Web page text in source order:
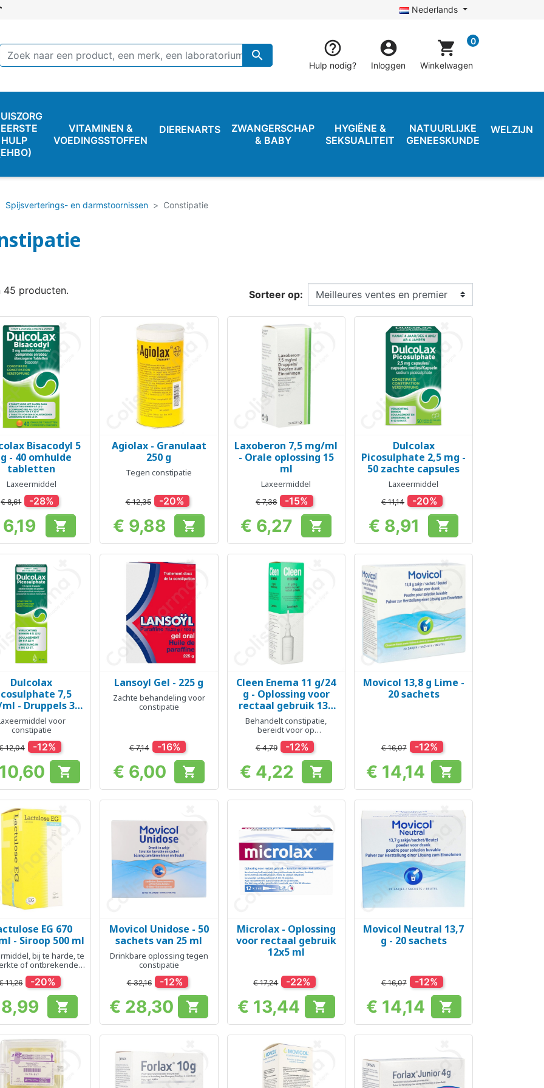
Nederlands
 
Hulp nodig?

Inloggen
shopping_cart 0
Winkelwagen
HULP
VITAMINEN &
VOEDINGSSTOFFEN
DIERENARTS
ZWANGERSCHAP
& BABY
HYGIËNE &
SEKSUALITEIT
NATUURLIJKE
GENEESKUNDE
WELZIJN
Spijsverterings- en darmstoornissen Constipatie
45 producten. Sorteer op:
Snel bekijken
Bisacodyl 5
- 40 omhulde
tabletten
Laxeermiddel
€ 8,61 -28%
Prijs 
Snel bekijken
Agiolax - Granulaat
250 g
Tegen constipatie
€ 12,35 -20%
Prijs
€ 9,88 
Snel bekijken
Laxoberon 7,5 mg/ml
- Orale oplossing 15
ml
Laxeermiddel
€ 7,38 -15%
Prijs
€ 6,27 
Snel bekijken
Dulcolax
Picosulphate 2,5 mg -
50 zachte capsules
Laxeermiddel
€ 11,14 -20%
Prijs
€ 8,91 
Snel bekijken
Dulcolax
7,5
- Druppels 30
ml
voor
constipatie
12,04 -12%
Prijs 
Snel bekijken
Lansoyl Gel - 225 g
Zachte behandeling voor
constipatie
€ 7,14 -16%
Prijs
€ 6,00 
Snel bekijken
Cleen Enema 11 g/24
g - Oplossing voor
rectaal gebruik 133
ml
Behandelt constipatie,
bereidt voor op
endoscopische
onderzoeken en bevallingen
€ 4,79 -12%
Prijs
€ 4,22 
Snel bekijken
Movicol 13,8 g Lime -
20 sachets
€ 16,07 -12%
Prijs
€ 14,14 
Snel bekijken
EG 670
- Siroop 500 ml
bij te harde, te
of ontbrekende
ontlasting
11,26 -20%
Prijs 
Snel bekijken
Movicol Unidose - 50
sachets van 25 ml
Drinkbare oplossing tegen
constipatie
€ 32,16 -12%
Prijs
€ 28,30 
Snel bekijken
Microlax - Oplossing
voor rectaal gebruik
12x5 ml
€ 17,24 -22%
Prijs
€ 13,44 
Snel bekijken
Movicol Neutral 13,7
g - 20 sachets
€ 16,07 -12%
Prijs
€ 14,14 